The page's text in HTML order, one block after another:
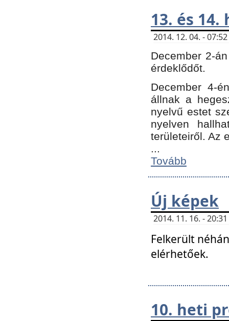
13. és
2014. 12. 04. -
December 2-
érdeklődőt.
December 4-
állnak a
nyelvű estet
nyelven
területeiről. Az
...
Tovább
Új képek
2014. 11. 16. -
Felkerült
elérhetőek.
10. heti